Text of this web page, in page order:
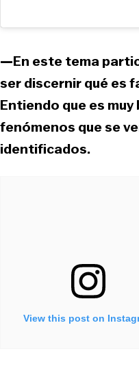
View this post on
—En este tema
ser discernir qué es
Entiendo que es
fenómenos que se
identificados.